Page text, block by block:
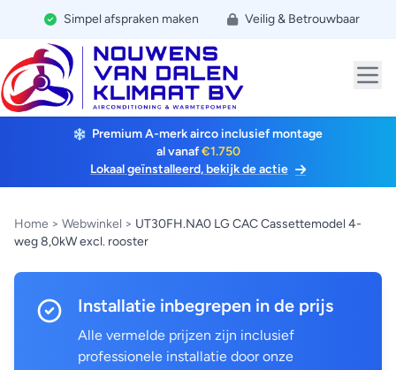
Simpel afspraken maken Veilig & Betrouwbaar
Premium A-merk airco inclusief montage
al vanaf€1.750
Lokaal geïnstalleerd, bekijk de actie
Home > Webwinkel > UT30FH.NA0 LG CAC Cassettemodel 4-
weg 8,0kW excl. rooster
Installatie inbegrepen in de prijs
Alle vermelde prijzen zijn inclusief
professionele installatie door onze